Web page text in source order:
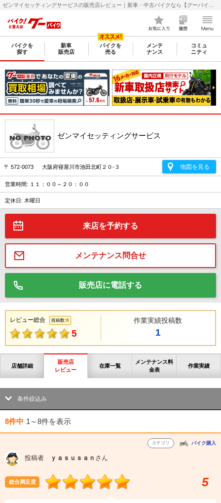
バイクを
探す
新車
販売店
バイクを
売る
メンテ
ナンス
コミュ
ニティ
ゼンマイセッティングサービス
〒 572-0073 大阪府寝屋川市池田北町２０-３ 地図を見る
営業時間: １１：００～２０：００
定休日: 木曜日
来店を予約する
メンテナンス問合せ
販売店に電話する
レビュー総合 投稿数:8
5
作業実績投稿数
1
店舗詳細
販売店
レビュー
在庫一覧
メンテナンス料
金表
作業実績
条件絞込み
8件中 1～8件を表示
カテゴリ バイク購入
投稿者 ｙａｓｕｓａｎ さん
総合満足度 5